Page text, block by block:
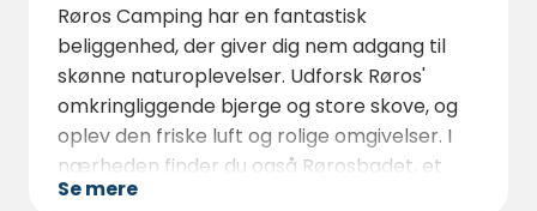
Røros Camping har en fantastisk
beliggenhed, der giver dig nem adgang til
skønne naturoplevelser. Udforsk Røros'
omkringliggende bjerge og store skove, og
oplev den friske luft og rolige omgivelser. I
nærheden finder du også Rørosbadet, et
moderne badeanlæg med pools, spabade
Se mere